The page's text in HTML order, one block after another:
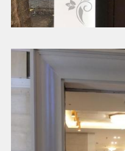
Оформление входной
Смотреть далее